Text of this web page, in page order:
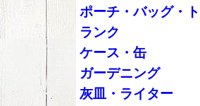
ポーチ・バッグ・ト
ランク
ケース・缶
ガーデニング
灰皿・ライター